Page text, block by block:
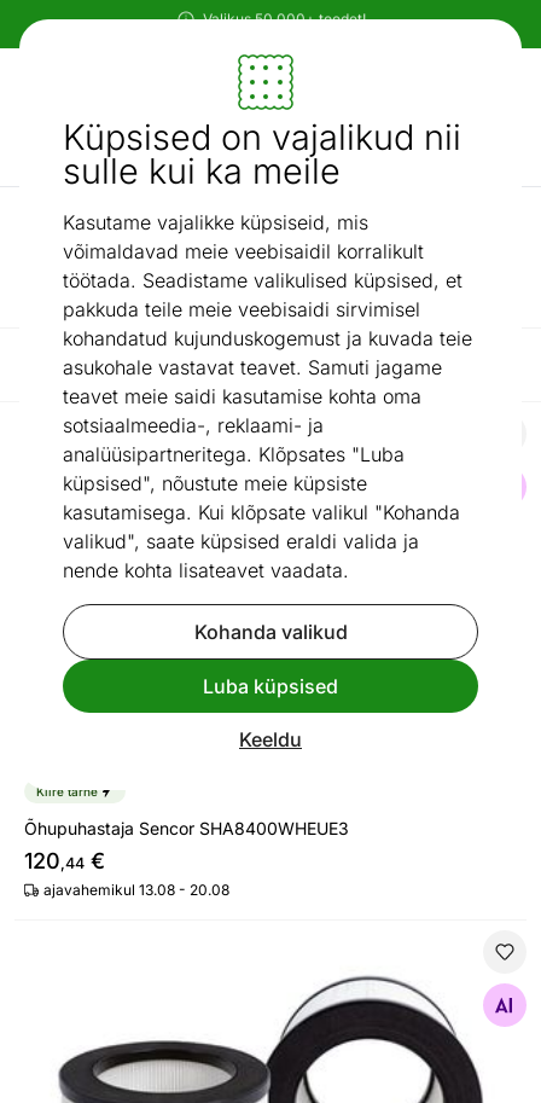
Küpsised on vajalikud nii
sulle kui ka meile
Kasutame vajalikke küpsiseid, mis
võimaldavad meie veebisaidil korralikult
töötada. Seadistame valikulised küpsised, et
pakkuda teile meie veebisaidi sirvimisel
kohandatud kujunduskogemust ja kuvada teie
asukohale vastavat teavet. Samuti jagame
teavet meie saidi kasutamise kohta oma
sotsiaalmeedia-, reklaami- ja
analüüsipartneritega. Klõpsates "Luba
küpsised", nõustute meie küpsiste
kasutamisega. Kui klõpsate valikul "Kohanda
valikud", saate küpsised eraldi valida ja
nende kohta lisateavet vaadata.
Kohanda valikud
Luba küpsised
Keeldu
Paindlikud ja mugavad makseviisid!
Mööbel ja sisustus - ON24
Otsi...
AI otsing
Kodumasinad / Õhupuhastid
Õhupuhastid
Filtreeri / Reasta
Õhupuhastaja Sencor SHA8400WHEUE3
Kiire tarne
Õhupuhastaja Sencor SHA8400WHEUE3
120,44 €
ajavahemikul 13.08 - 20.08
Filter Proficare õhupuhastajale PCLR3075, 2 tk 399988
Otsi sarnaseid